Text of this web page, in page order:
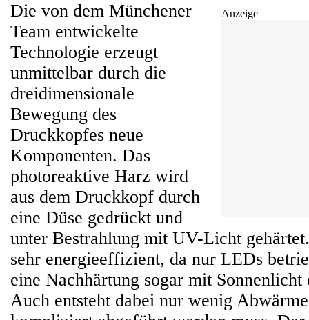
Anzeige
Die von dem Münchener
Team entwickelte
Technologie erzeugt
unmittelbar durch die
dreidimensionale
Bewegung des
Druckkopfes neue
Komponenten. Das
photoreaktive Harz wird
aus dem Druckkopf durch
eine Düse gedrückt und
unter Bestrahlung mit UV-Licht
sehr energieeffizient, da nur LEDs
eine Nachhärtung sogar mit
Auch entsteht dabei nur wenig